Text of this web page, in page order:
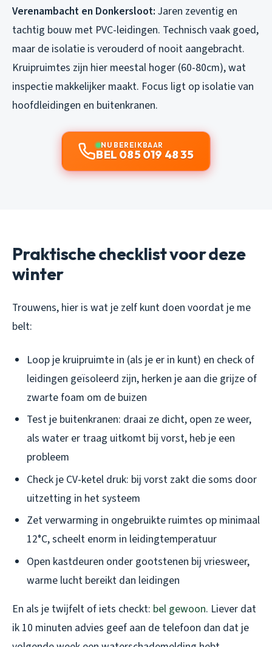
Verenambacht en Donkersloot: Jaren zeventig en
tachtig bouw met PVC-leidingen. Technisch vaak goed,
maar de isolatie is verouderd of nooit aangebracht.
Kruipruimtes zijn hier meestal hoger (60-80cm), wat
inspectie makkelijker maakt. Focus ligt op isolatie van
hoofdleidingen en buitenkranen.
NU BEREIKBAAR
BEL 085 019 48 35
Praktische checklist voor deze
winter
Trouwens, hier is wat je zelf kunt doen voordat je me
belt:
Loop je kruipruimte in (als je er in kunt) en check of
leidingen geïsoleerd zijn, herken je aan die grijze of
zwarte foam om de buizen
Test je buitenkranen: draai ze dicht, open ze weer,
als water er traag uitkomt bij vorst, heb je een
probleem
Check je CV-ketel druk: bij vorst zakt die soms door
uitzetting in het systeem
Zet verwarming in ongebruikte ruimtes op minimaal
12°C, scheelt enorm in leidingtemperatuur
Open kastdeuren onder gootstenen bij vriesweer,
warme lucht bereikt dan leidingen
En als je twijfelt of iets checkt: bel gewoon. Liever dat
ik 10 minuten advies geef aan de telefoon dan dat je